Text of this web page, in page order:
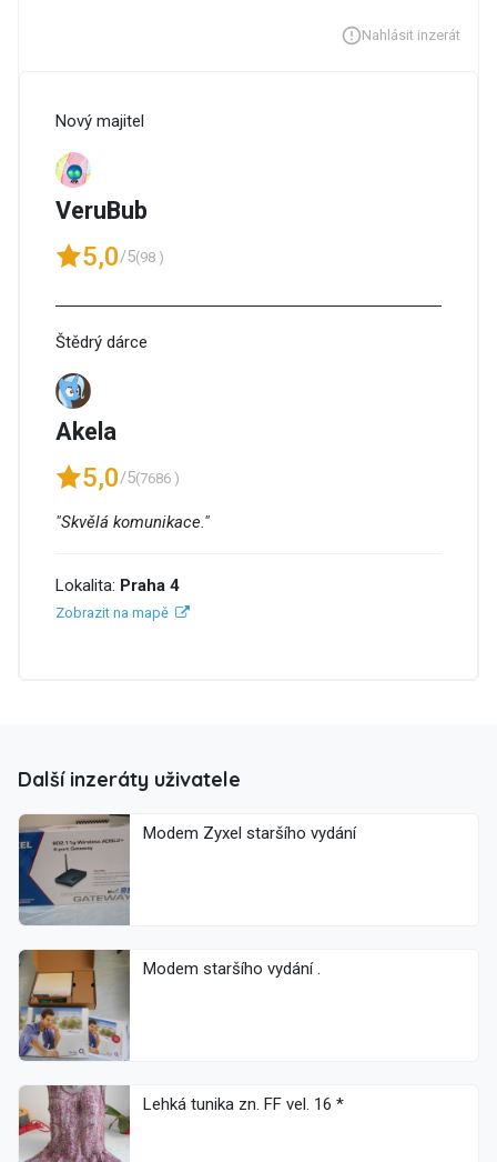
Nahlásit inzerát
Nový majitel
VeruBub
5,0/5(98 )
Štědrý dárce
Akela
5,0/5(7686 )
"Skvělá komunikace."
Lokalita: Praha 4
Zobrazit na mapě
Další inzeráty uživatele
Modem Zyxel staršího vydání
Modem staršího vydání .
Lehká tunika zn. FF vel. 16 *